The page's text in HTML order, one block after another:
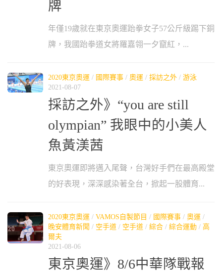
牌
年僅19歲就在東京奧運跆拳女子57公斤級踢下銅
牌，我國跆拳道女將羅嘉翎一夕竄紅，...
2020東京奧運 / 國際賽事 / 奧運 / 採訪之外 / 游泳
2021-08-07
採訪之外》“you are still
olympian” 我眼中的小美人
魚黃渼茜
東京奧運即將邁入尾聲，台灣好手們在最高殿堂
的好表現，深深感染著全台，掀起一股體育...
2020東京奧運 / VAMOS自製節目 / 國際賽事 / 奧運 /
晚安體育新聞 / 空手道 / 空手道 / 綜合 / 綜合運動 / 高
爾夫
2021-08-06
東京奧運》8/6中華隊戰報